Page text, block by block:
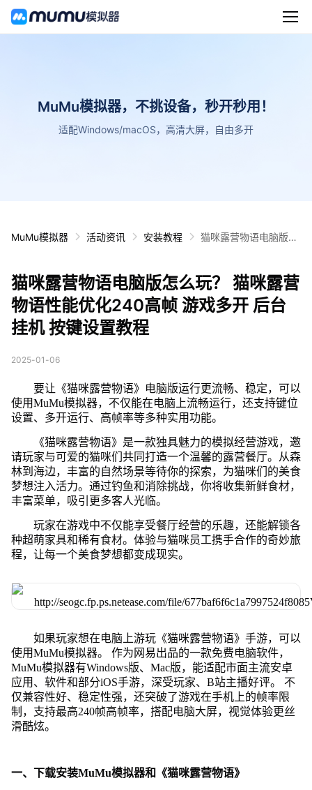
MuMu模拟器，不挑设备，秒开秒用！
适配Windows/macOS，高清大屏，自由多开
MuMu模拟器 活动资讯 安装教程
猫咪露营物语电脑版怎
开 后台挂机 按键设置
教程
猫咪露营物语电脑版怎么玩？ 猫咪露营
物语性能优化240高帧 游戏多开 后台
挂机 按键设置教程
2025-01-06
要让《猫咪露营物语》电脑版运行更流畅、稳定，可以
使用MuMu模拟器，不仅能在电脑上流畅运行，还支持键位
设置、多开运行、高帧率等多种实用功能。
《猫咪露营物语》是一款独具魅力的模拟经营游戏，邀
请玩家与可爱的猫咪们共同打造一个温馨的露营餐厅。从森
林到海边，丰富的自然场景等待你的探索，为猫咪们的美食
梦想注入活力。通过钓鱼和消除挑战，你将收集新鲜食材，
丰富菜单，吸引更多客人光临。
玩家在游戏中不仅能享受餐厅经营的乐趣，还能解锁各
种超萌家具和稀有食材。体验与猫咪员工携手合作的奇妙旅
程，让每一个美食梦想都变成现实。
如果玩家想在电脑上游玩《猫咪露营物语》手游，可以
使用MuMu模拟器。 作为网易出品的一款免费电脑软件，
MuMu模拟器有Windows版、Mac版，能适配市面主流安卓
应用、软件和部分iOS手游，深受玩家、B站主播好评。 不
仅兼容性好、稳定性强，还突破了游戏在手机上的帧率限
制，支持最高240帧高帧率，搭配电脑大屏，视觉体验更丝
滑酷炫。
一、下载安装MuMu模拟器和《猫咪露营物语》